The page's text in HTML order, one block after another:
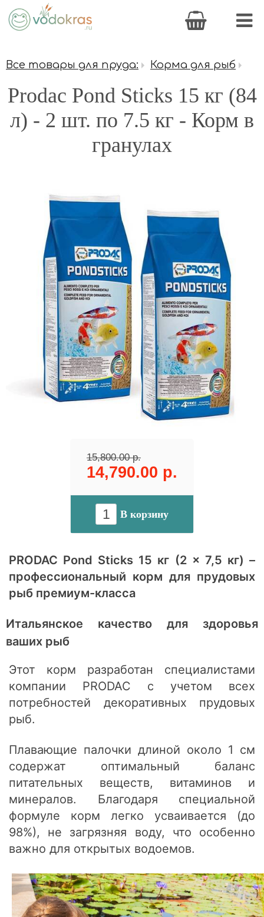
Все товары для пруда: Корма для рыб
Prodac Pond Sticks 15 кг (84
л) - 2 шт. по 7.5 кг - Корм в
гранулах
15,800.00 р.
14,790.00 р.
В корзину
PRODAC Pond Sticks 15 кг (2 × 7,5 кг) –
профессиональный корм для прудовых
рыб премиум-класса
Итальянское качество для здоровья
ваших рыб
Этот корм разработан специалистами
компании PRODAC с учетом всех
потребностей декоративных прудовых
рыб.
Плавающие палочки длиной около 1 см
содержат оптимальный баланс
питательных веществ, витаминов и
минералов. Благодаря специальной
формуле корм легко усваивается (до
98%), не загрязняя воду, что особенно
важно для открытых водоемов.